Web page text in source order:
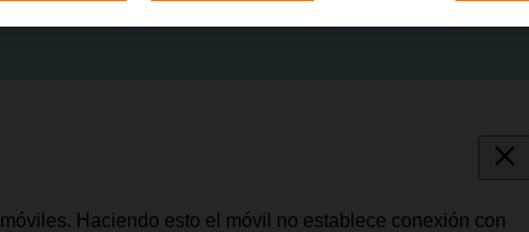
Haciendo esto el móvil no establece conexión con